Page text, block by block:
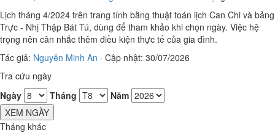
Lịch tháng 4/2024 trên trang tính bằng thuật toán lịch Can Chi và bảng
Trực - Nhị Thập Bát Tú, dùng để tham khảo khi chọn ngày. Việc hệ
trọng nên cân nhắc thêm điều kiện thực tế của gia đình.
Tác giả: Nguyễn Minh An · Cập nhật: 30/07/2026
Tra cứu ngày
Ngày
Tháng
Năm
XEM NGÀY
Tháng khác